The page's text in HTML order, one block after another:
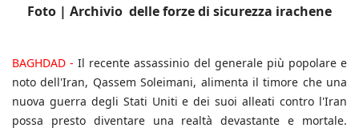
Foto | Archivio delle forze di sicurezza irachene
BAGHDAD -Il recente assassinio del generale più popolare e
noto dell'Iran, Qassem Soleimani, alimenta il timore che una
nuova guerra degli Stati Uniti e dei suoi alleati contro l'Iran
possa presto diventare una realtà devastante e mortale.